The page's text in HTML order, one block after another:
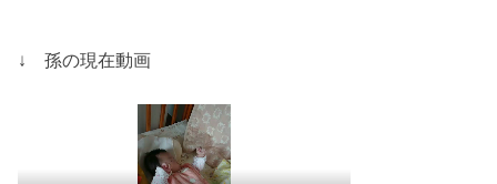
↓ 孫の現在動画